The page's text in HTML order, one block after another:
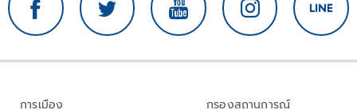
การเมือง
กรองสถานการณ์